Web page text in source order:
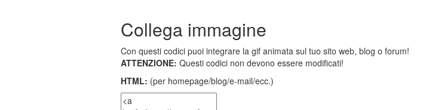
Collega immagine
Con questi codici puoi integrare la gif animata sul tuo sito web, blog o forum!
ATTENZIONE: Questi codici non devono essere modificati!
HTML: (per homepage/blog/e-mail/ecc.)